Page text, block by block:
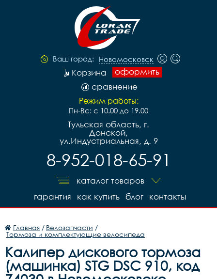
Ваш город: Новомосковск
оформить
Корзина
сравнение
Режим работы:
Пн-Вс: с 10.00 до 19.00
Тульская область, г.
Донской,
ул.Индустриальная, д. 9
8-952-018-65-91
каталог товаров
контакты
блог
как купить
гарантия
Главная / Велозапчасти /
Тормоза и комплектующие велосипеда
Калипер дискового тормоза
(машинка) STG DSC 910, код